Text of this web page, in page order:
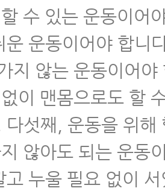
수 있는 운동이어
운 운동이어야 합니
지 않는 운동이어
이 맨몸으로도 할
다섯째, 운동을 위해
않아도 되는 운동
고 누울 필요 없이